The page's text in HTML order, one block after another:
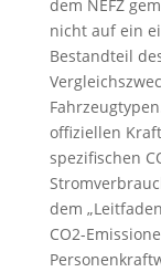
dem NEFZ
nicht auf ein
Bestandteil
offiziellen
spezifischen
dem
CO2-